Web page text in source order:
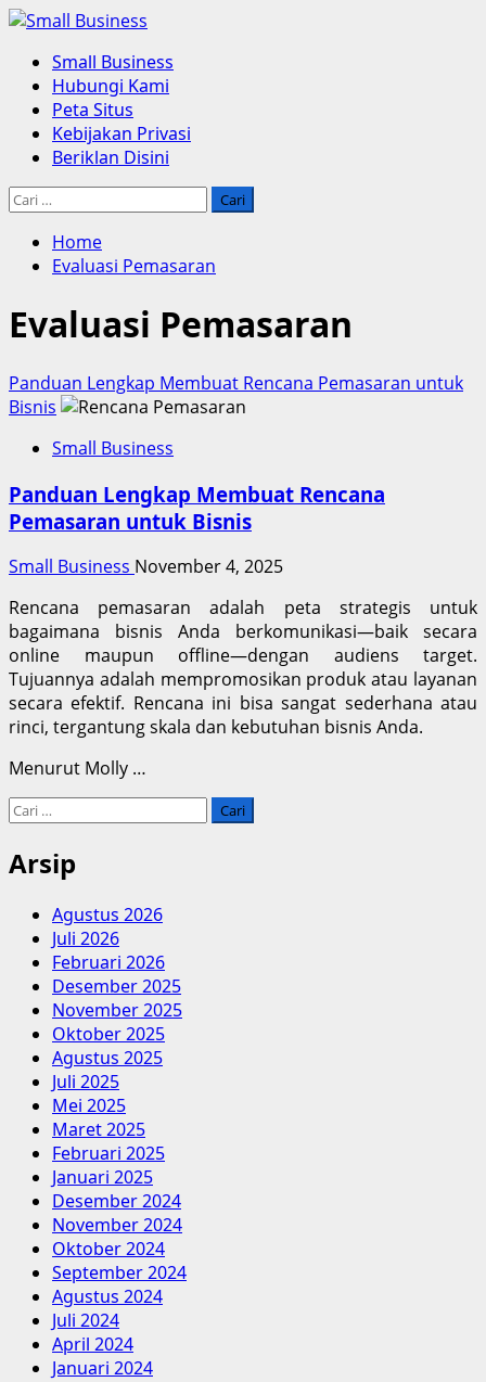
Skip
content
Primary
Menu
Small Business
Hubungi Kami
Peta Situs
Kebijakan Privasi
Beriklan Disini
Cari
Home
Evaluasi Pemasaran
Evaluasi Pemasaran
Panduan Lengkap Membuat Rencana Pemasaran untuk
Bisnis
Small Business
Panduan Lengkap Membuat Rencana
Pemasaran untuk Bisnis
Small Business November 4, 2025
Rencana pemasaran adalah peta strategis untuk
bagaimana bisnis Anda berkomunikasi—baik secara
online maupun offline—dengan audiens target.
Tujuannya adalah mempromosikan produk atau layanan
secara efektif. Rencana ini bisa sangat sederhana atau
rinci, tergantung skala dan kebutuhan bisnis Anda.
Menurut Molly …
Cari
Arsip
Agustus 2026
Juli 2026
Februari 2026
Desember 2025
November 2025
Oktober 2025
Agustus 2025
Juli 2025
Mei 2025
Maret 2025
Februari 2025
Januari 2025
Desember 2024
November 2024
Oktober 2024
September 2024
Agustus 2024
Juli 2024
April 2024
Januari 2024